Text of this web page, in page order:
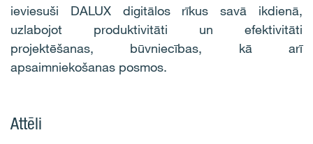
ieviesuši DALUX digitālos rīkus savā ikdienā,
uzlabojot produktivitāti un efektivitāti
projektēšanas, būvniecības, kā arī
apsaimniekošanas posmos.
Attēli